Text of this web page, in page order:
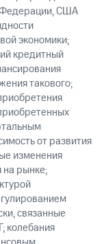
Федерации, США
экономики;
кредитный
такового;
от развития
изменения
на рынке;
связанные
колебания